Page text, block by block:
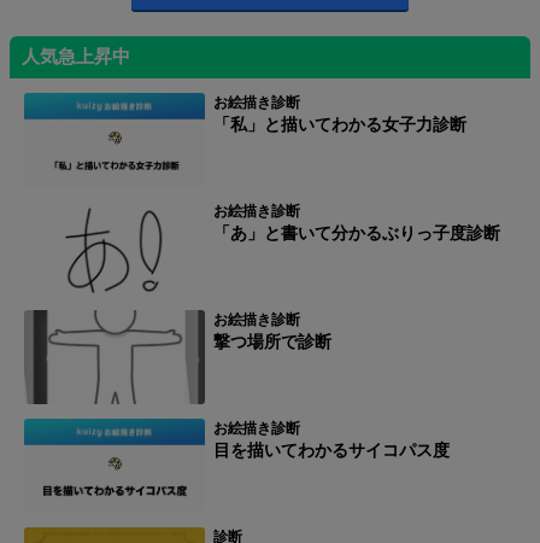
人気急上昇中
お絵描き診断
「私」と描いてわかる女子力診断
お絵描き診断
「あ」と書いて分かるぶりっ子度診断
お絵描き診断
撃つ場所で診断
お絵描き診断
目を描いてわかるサイコパス度
診断